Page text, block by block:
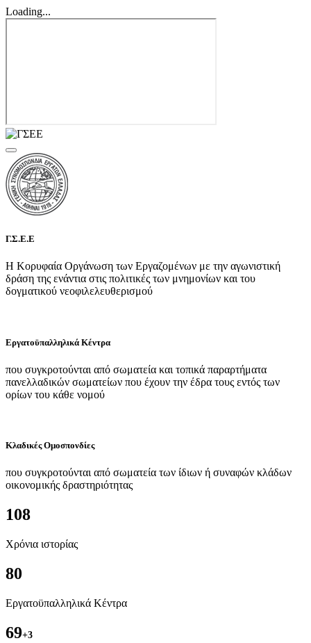
Loading...
Γ.Σ.Ε.Ε
Η Κορυφαία Οργάνωση των Εργαζομένων με την αγωνιστική
δράση της ενάντια στις πολιτικές των μνημονίων και του
δογματικού νεοφιλελευθερισμού
Εργατοϋπαλληλικά Κέντρα
που συγκροτούνται από σωματεία και τοπικά παραρτήματα
πανελλαδικών σωματείων που έχουν την έδρα τους εντός των
ορίων του κάθε νομού
Κλαδικές Ομοσπονδίες
που συγκροτούνται από σωματεία των ίδιων ή συναφών κλάδων
οικονομικής δραστηριότητας
108
Χρόνια ιστορίας
80
Εργατοϋπαλληλικά Κέντρα
69+3